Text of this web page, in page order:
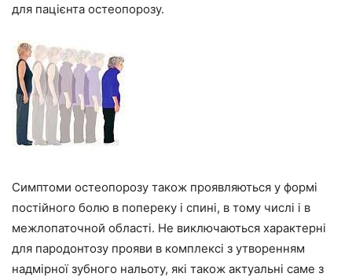
для пацієнта остеопорозу.
Симптоми остеопорозу також проявляються у формі
постійного болю в попереку і спині, в тому числі і в
межлопаточной області. Не виключаються характерні
для пародонтозу прояви в комплексі з утворенням
надмірної зубного нальоту, які також актуальні саме з